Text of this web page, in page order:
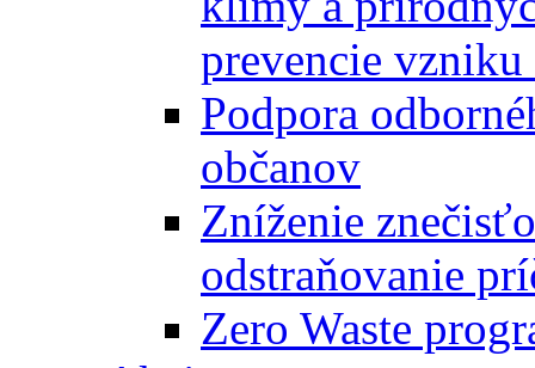
prevencie vzniku
Podpora
občanov
Zníženie
odstraňovanie
Zero Waste